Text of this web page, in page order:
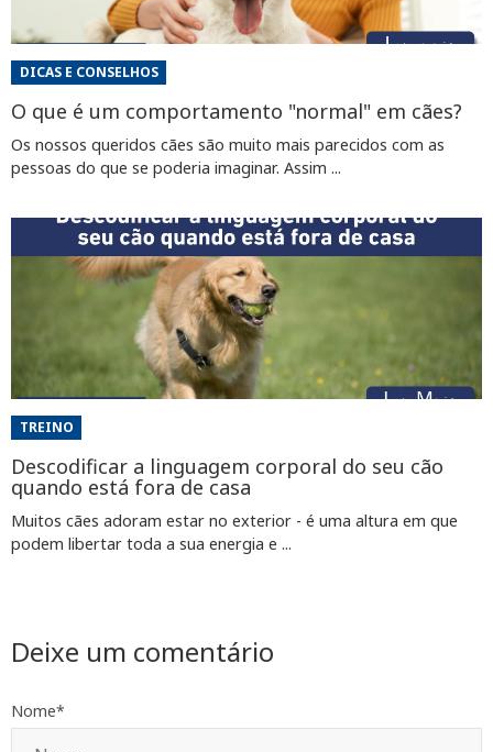
DICAS E CONSELHOS
O que é um comportamento "normal" em cães?
Os nossos queridos cães são muito mais parecidos com as
pessoas do que se poderia imaginar. Assim ...
TREINO
Descodificar a linguagem corporal do seu cão
quando está fora de casa
Muitos cães adoram estar no exterior - é uma altura em que
podem libertar toda a sua energia e ...
Deixe um comentário
Nome*